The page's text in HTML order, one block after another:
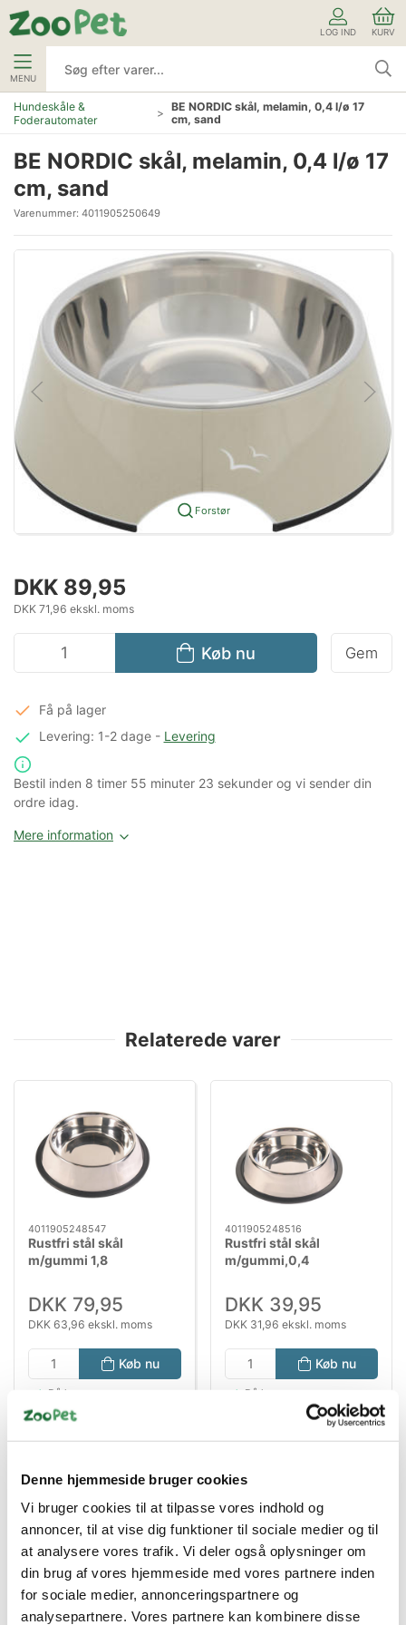
Denne hjemmeside bruger cookies
Vi bruger cookies til at tilpasse vores indhold og
annoncer, til at vise dig funktioner til sociale medier og til
at analysere vores trafik. Vi deler også oplysninger om
din brug af vores hjemmeside med vores partnere inden
for sociale medier, annonceringspartnere og
analysepartnere. Vores partnere kan kombinere disse
LOG IND KURV
MENU
Hundeskåle &
Foderautomater
BE NORDIC skål, melamin, 0,4 l/ø 17
cm, sand
BE NORDIC skål, melamin, 0,4 l/ø 17
cm, sand
Varenummer: 4011905250649
Forstør
DKK 89,95
DKK 71,96 ekskl. moms
Køb nu Gem
Få på lager
Levering: 1-2 dage- Levering
Bestil inden 8 timer 55 minuter 23 sekunder og vi sender din
ordre idag.
Mere information
Relaterede varer
4011905248547
Rustfri stål skål
m/gummi 1,8
DKK 79,95
DKK 63,96 ekskl. moms
Køb nu
På lager
4011905248516
Rustfri stål skål
m/gummi,0,4
DKK 39,95
DKK 31,96 ekskl. moms
Køb nu
På lager
Bestsælgende varer i Hundeskåle &